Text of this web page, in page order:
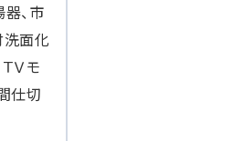
、市
洗面化
Ｖモ
仕切